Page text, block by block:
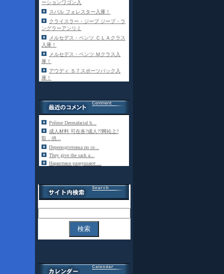
ーションワゴン入
スバル フォレスター入庫！
クライスラー・ジープ ジープ・ラ
ングラーアンリミ
メルセデス・ベンツ ＣＬＡクラス
入庫！
メルセデス・ベンツ Ｍクラス入
庫！
アウディ Ｓ７スポーツバック入
庫！
Préime Dermafacial h...
成人材料 可在各?成人??网站上?
取，供...
Переподготовка по се...
They give the sack a...
Наркотики разрушают ...